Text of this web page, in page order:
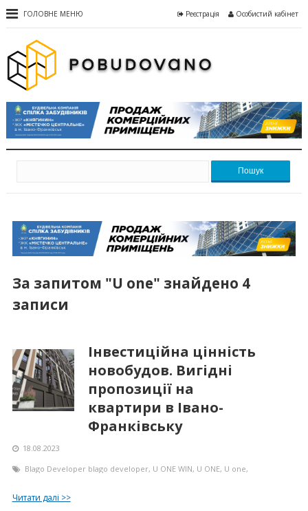
ГОЛОВНЕ МЕНЮ Реєстрація Особистий кабінет
Пошук
За запитом "U one" знайдено 4
записи
Інвестиційна цінність
новобудов. Вигідні
пропозиції на
квартири в Івано-
Франківську
18.08.2023
Blago Developer blago developer, U ONE WIN, U ONE, U one,
Читати далі >>